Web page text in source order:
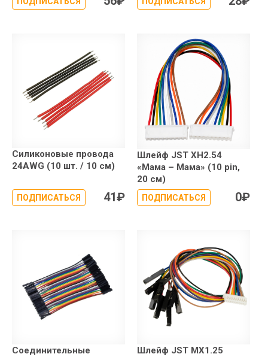
Силиконовые провода
24AWG (10 шт. / 10 см)
ПОДПИСАТЬСЯ 41₽
Шлейф JST XH2.54
«Мама – Мама» (10 pin,
20 см)
ПОДПИСАТЬСЯ 0₽
Соединительные Шлейф JST MX1.25